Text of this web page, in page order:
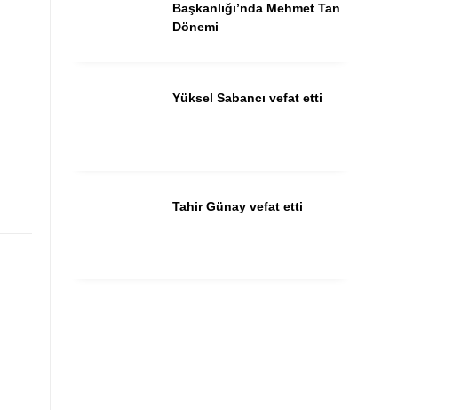
Başkanlığı’nda Mehmet Tan
Dönemi
Yüksel Sabancı vefat etti
Tahir Günay vefat etti